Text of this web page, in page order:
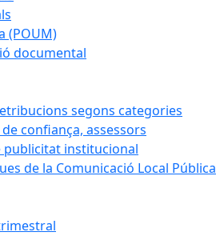
(POUM)
documental
segons categories
confiança, assessors
publicitat institucional
de la Comunicació Local Pública